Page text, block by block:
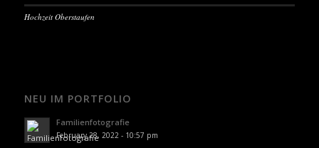
Hochzeit Oberstaufen
NEU IM PORTFOLIO
Familienfotografie
February 28, 2022 - 10:57 pm